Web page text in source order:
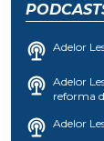
Adelor
Adelor
reforma
Adelor